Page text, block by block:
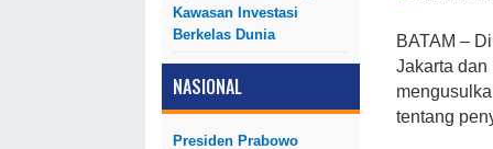
Kawasan Investasi
Berkelas Dunia
NASIONAL
Presiden Prabowo
BATAM –
Jakarta dan
tentang